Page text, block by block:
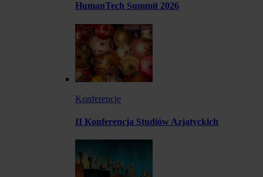
HumanTech Summit 2026
Konferencje
II Konferencja Studiów Azjatyckich